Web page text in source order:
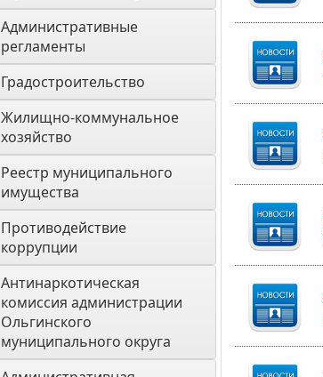
Административные
регламенты
Градостроительство
Жилищно-коммунальное
хозяйство
Реестр муниципального
имущества
Противодействие
коррупции
Антинаркотическая
комиссия администрации
Ольгинского
муниципального округа